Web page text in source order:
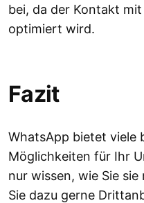
bei, da der Kontakt
optimiert wird.
Fazit
WhatsApp bietet viele
Möglichkeiten für Ihr
nur wissen, wie Sie
Sie dazu gerne